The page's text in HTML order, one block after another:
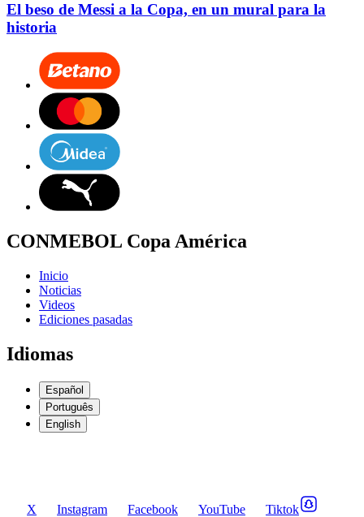
El beso de Messi a la Copa, en un mural para la
historia
CONMEBOL Copa América
Inicio
Noticias
Videos
Ediciones pasadas
Idiomas
Español
Português
English
X Instagram Facebook YouTube
Tiktok